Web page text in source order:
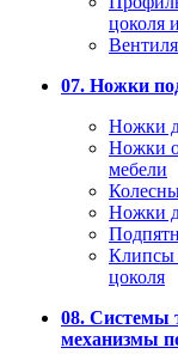
цоколя
07. Ножки
Ножки
Ножки
мебели
Ножки
Клипсы
цоколя
08. Системы
механизмы